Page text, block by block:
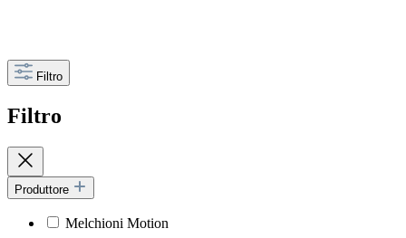
Filtro
Filtro
Produttore
Melchioni Motion